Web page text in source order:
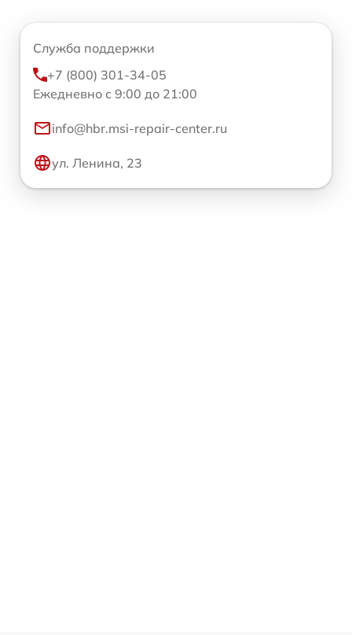
Служба поддержки
+7 (800) 301-34-05
Ежедневно с 9:00 до 21:00
info@hbr.msi-repair-center.ru
ул. Ленина, 23